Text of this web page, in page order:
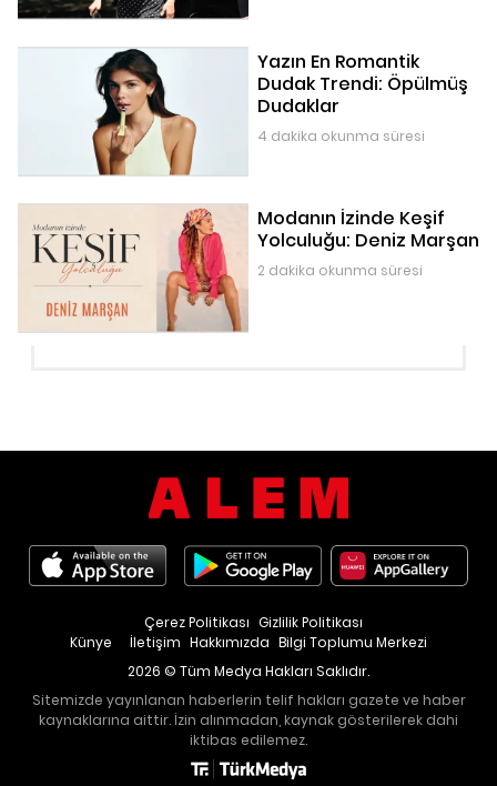
Yazın En Romantik
Dudak Trendi: Öpülmüş
Dudaklar
4 dakika okunma süresi
Modanın İzinde Keşif
Yolculuğu: Deniz Marşan
2 dakika okunma süresi
Künye İletişim Hakkımızda Bilgi Toplumu Merkezi
Çerez Politikası Gizlilik Politikası
2026 © Tüm Medya Hakları Saklıdır.
Sitemizde yayınlanan haberlerin telif hakları gazete ve haber
kaynaklarına aittir. İzin alınmadan, kaynak gösterilerek dahi
iktibas edilemez.